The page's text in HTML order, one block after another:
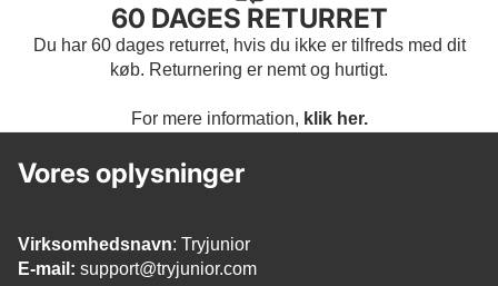
60 DAGES RETURRET
Du har 60 dages returret, hvis du ikke er tilfreds med dit
køb. Returnering er nemt og hurtigt.
For mere information, klik her.
Vores oplysninger
Virksomhedsnavn: Tryjunior
E-mail: support@tryjunior.com